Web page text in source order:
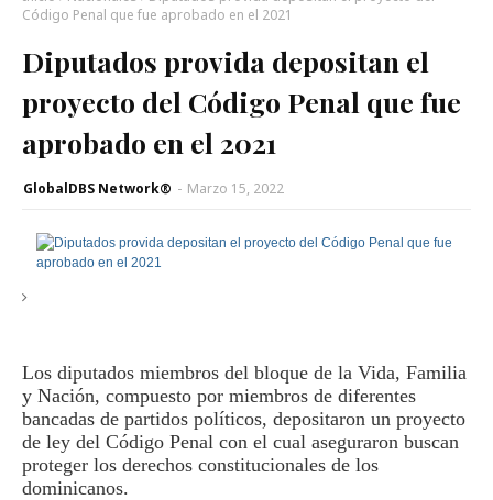
Código Penal que fue aprobado en el 2021
Diputados provida depositan el
proyecto del Código Penal que fue
aprobado en el 2021
GlobalDBS Network® - Marzo 15, 2022
Los diputados miembros del bloque de la Vida, Familia
y Nación, compuesto por miembros de diferentes
bancadas de partidos políticos, depositaron un proyecto
de ley del Código Penal con el cual aseguraron buscan
proteger los derechos constitucionales de los
dominicanos.